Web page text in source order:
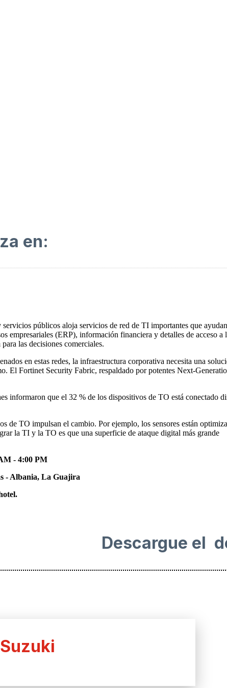
en:
públicos aloja servicios de red de TI importantes que
empresariales (ERP), información financiera y detalles de acceso
las decisiones comerciales.
en estas redes, la infraestructura corporativa necesita una
El Fortinet Security Fabric, respaldado por potentes Next-
informaron que el 32 % de los dispositivos de TO está conectado
de TO impulsan el cambio. Por ejemplo, los sensores están
la TI y la TO es que una superficie de ataque digital más grande
- 4:00 PM
- Albania, La Guajira
Descargue el